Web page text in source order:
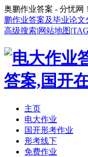
奥鹏作业答案 - 分忧网！
鹏作业答案及毕业论文
高级搜索|网站地图|
主页
电大作业
国开形考作业
形考线下
免费作业